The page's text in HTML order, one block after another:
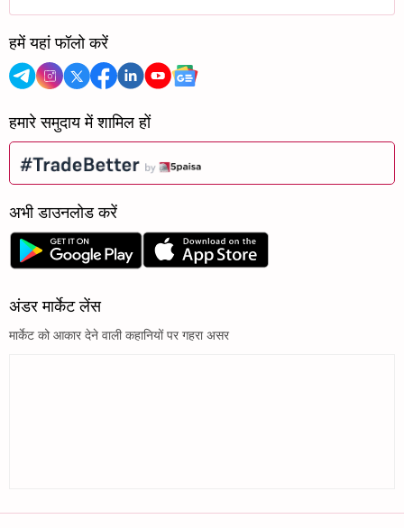
हमें यहां फॉलो करें
हमारे समुदाय में शामिल हों
अभी डाउनलोड करें
अंडर मार्केट लेंस
मार्केट को आकार देने वाली कहानियों पर गहरा असर